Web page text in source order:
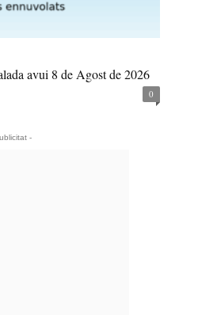
avui 8 de Agost de 2026
0
-